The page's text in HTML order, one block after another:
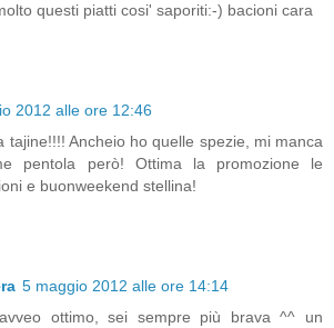
questi piatti cosi' saporiti:-) bacioni cara
2012 alle ore 12:46
tajine!!!! Ancheio ho quelle spezie, mi manca
pentola però! Ottima la promozione le
e buonweekend stellina!
5 maggio 2012 alle ore 14:14
ottimo, sei sempre più brava ^^ un